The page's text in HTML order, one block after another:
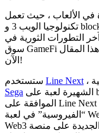
في الألعاب ، حيث تعمل
تكنولوجيا الويب 3 و blockchain و NFTs على تغيير تجارب الألعاب
التطورات الثورية في
سوق GameFi أو تفويت فرصة استثمارية مربحة ، اقرأ هذا المقال
الآن!
Line Next
Sega
الشهيرة لعبة على blockchain. وفقًا لبنود هذه الاتفاقية ، سيتم
الموافقة على Line Next على استخدام أحد أصول لعبة Sega الفكرية
“الفيروسية” في لعبة Web3. تأمل Line Next في الترويج لألعاب
Web3 من خلال عرض هذه اللعبة الجديدة على منصة Game Dosi